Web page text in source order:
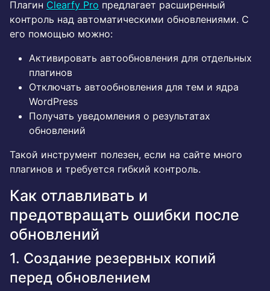
Плагин Clearfy Pro предлагает расширенный
контроль над автоматическими обновлениями. С
его помощью можно:
Активировать автообновления для отдельных
плагинов
Отключать автообновления для тем и ядра
WordPress
Получать уведомления о результатах
обновлений
Такой инструмент полезен, если на сайте много
плагинов и требуется гибкий контроль.
Как отлавливать и
предотвращать ошибки после
обновлений
1. Создание резервных копий
перед обновлением